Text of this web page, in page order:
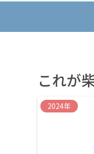
これが
2024年